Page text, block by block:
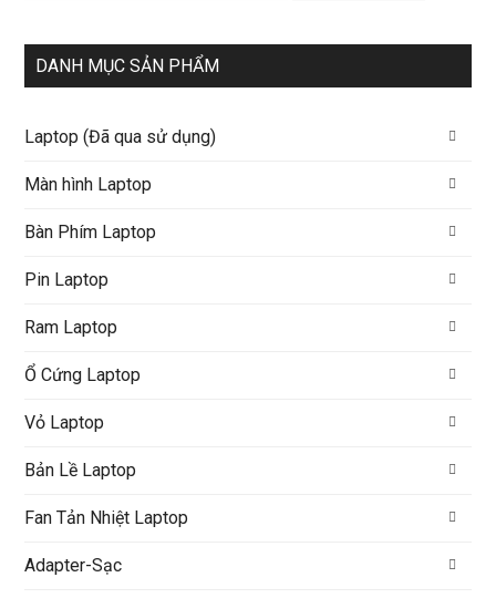
DANH MỤC SẢN PHẨM
Laptop (Đã qua sử dụng)
Màn hình Laptop
Bàn Phím Laptop
Pin Laptop
Ram Laptop
Ổ Cứng Laptop
Vỏ Laptop
Bản Lề Laptop
Fan Tản Nhiệt Laptop
Adapter-Sạc